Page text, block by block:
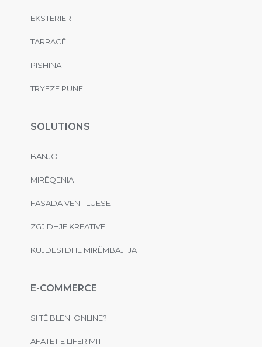
EKSTERIER
TARRACË
PISHINA
TRYEZË PUNE
SOLUTIONS
BANJO
MIRËQENIA
FASADA VENTILUESE
ZGJIDHJE KREATIVE
KUJDESI DHE MIRËMBAJTJA
E-COMMERCE
SI TË BLENI ONLINE?
AFATET E LIFERIMIT